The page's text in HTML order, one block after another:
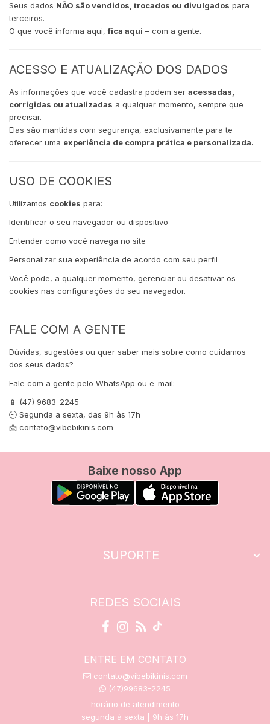
Seus dados NÃO são vendidos, trocados ou divulgados para
terceiros.
O que você informa aqui,fica aqui – com a gente.
ACESSO E ATUALIZAÇÃO DOS DADOS
As informações que você cadastra podem ser acessadas,
corrigidas ou atualizadas a qualquer momento, sempre que
precisar.
Elas são mantidas com segurança, exclusivamente para te
oferecer uma experiência de compra prática e personalizada.
USO DE COOKIES
Utilizamos cookies para:
Identificar o seu navegador ou dispositivo
Entender como você navega no site
Personalizar sua experiência de acordo com seu perfil
Você pode, a qualquer momento, gerenciar ou desativar os
cookies nas configurações do seu navegador.
FALE COM A GENTE
Dúvidas, sugestões ou quer saber mais sobre como cuidamos
dos seus dados?
Fale com a gente pelo WhatsApp ou e-mail:
📱 (47) 9683-2245
🕘 Segunda a sexta, das 9h às 17h
📩 contato@vibebikinis.com
Baixe nosso App
SUPORTE
REDES SOCIAIS
ENTRE EM CONTATO
contato@vibebikinis.com
(47)99683-2245
horário de atendimento
segunda à sexta | 9h às 17h